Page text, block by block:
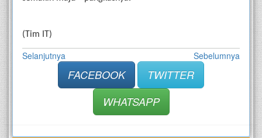
(Tim IT)
Selanjutnya Sebelumnya
FACEBOOK
TWITTER
WHATSAPP